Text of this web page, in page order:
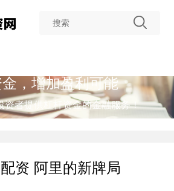
，增加盈利可能
资者提供杠杆资金的金融服务！
资 阿里的新牌局